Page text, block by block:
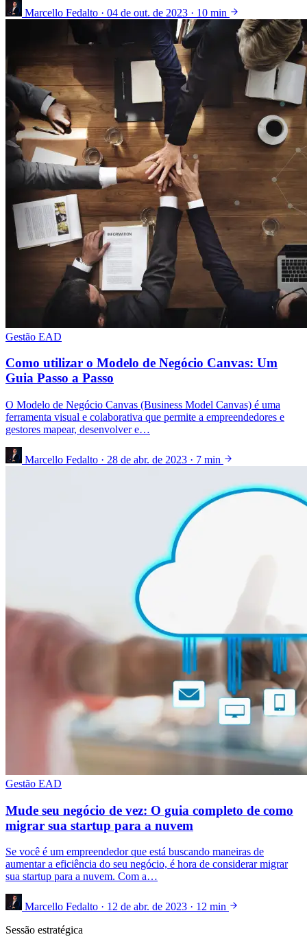
Marcello Fedalto · 04 de out. de 2023 · 10 min
Gestão EAD
Como utilizar o Modelo de Negócio Canvas: Um
Guia Passo a Passo
O Modelo de Negócio Canvas (Business Model Canvas) é uma
ferramenta visual e colaborativa que permite a empreendedores e
gestores mapear, desenvolver e…
Marcello Fedalto · 28 de abr. de 2023 · 7 min
Gestão EAD
Mude seu negócio de vez: O guia completo de como
migrar sua startup para a nuvem
Se você é um empreendedor que está buscando maneiras de
aumentar a eficiência do seu negócio, é hora de considerar migrar
sua startup para a nuvem. Com a…
Marcello Fedalto · 12 de abr. de 2023 · 12 min
Sessão estratégica